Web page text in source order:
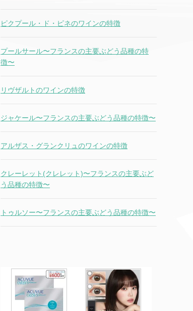
ピクプール・ド・ピネのワインの特徴
プールサール〜フランスの主要ぶどう品種の特
徴〜
リヴザルトのワインの特徴
ジャケール〜フランスの主要ぶどう品種の特徴〜
アルザス・グランクリュのワインの特徴
クレーレット(クレレット)〜フランスの主要ぶど
う品種の特徴〜
トゥルソー〜フランスの主要ぶどう品種の特徴〜